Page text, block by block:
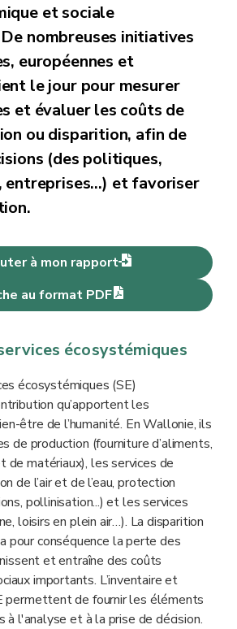
et sociale
nombreuses initiatives
européennes et
le jour pour mesurer
et évaluer les coûts de
ou disparition, afin de
(des politiques,
entreprises…) et favoriser
à mon rapport
au format PDF
écosystémiques
écosystémiques (SE)
qu’apportent les
être de l’humanité. En Wallonie, ils
de production (fourniture d’aliments,
de matériaux), les services de
de l’air et de l’eau, protection
pollinisation...) et les services
loisirs en plein air…). La disparition
pour conséquence la perte des
et entraîne des coûts
importants. L’inventaire et
permettent de fournir les éléments
à l'analyse et à la prise de décision.